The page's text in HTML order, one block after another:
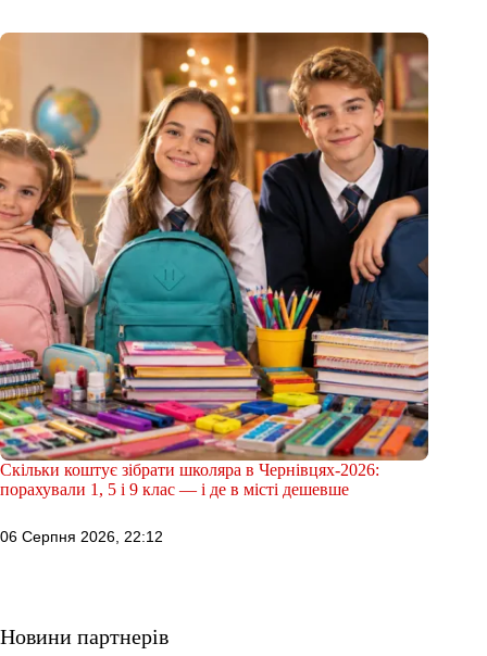
Скільки коштує зібрати школяра в Чернівцях-2026:
порахували 1, 5 і 9 клас — і де в місті дешевше
06 Серпня 2026, 22:12
Новини партнерів